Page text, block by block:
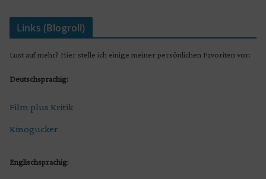
Links (Blogroll)
Lust auf mehr? Hier stelle ich einige meiner persönlichen Favoriten vor:
Deutschsprachig:
Film plus Kritik
Kinogucker
Englischsprachig: